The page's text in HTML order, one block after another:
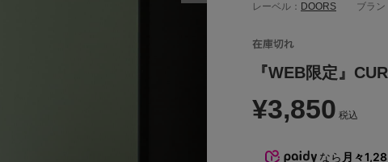
レーベル： DOORS ブラン
『WEB限定』
¥3,850 税込
なら 月々